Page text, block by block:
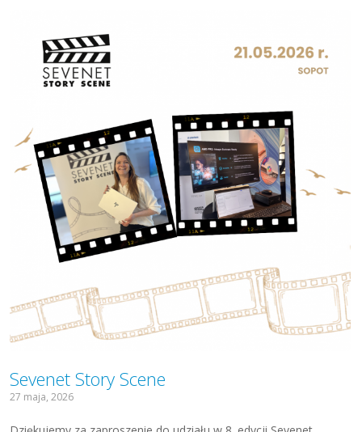
Sevenet Story Scene
27 maja, 2026